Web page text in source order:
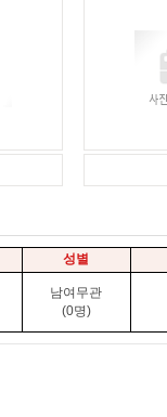
성별
남여무관
(0명)